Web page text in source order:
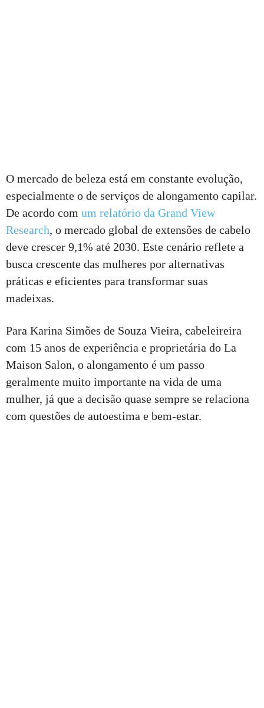
O mercado de beleza está em constante evolução,
especialmente o de serviços de alongamento capilar.
De acordo com um relatório da Grand View
Research, o mercado global de extensões de cabelo
deve crescer 9,1% até 2030. Este cenário reflete a
busca crescente das mulheres por alternativas
práticas e eficientes para transformar suas
madeixas.
Para Karina Simões de Souza Vieira, cabeleireira
com 15 anos de experiência e proprietária do La
Maison Salon, o alongamento é um passo
geralmente muito importante na vida de uma
mulher, já que a decisão quase sempre se relaciona
com questões de autoestima e bem-estar.